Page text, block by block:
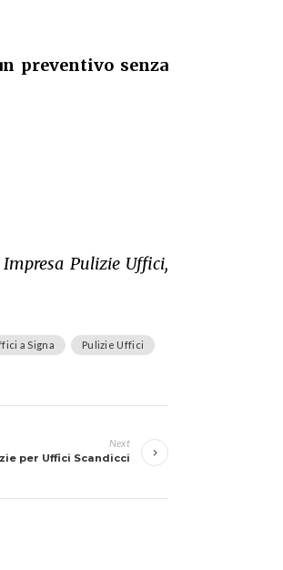
preventivo senza
Pulizie Uffici,
a Signa Pulizie Uffici
Next
per Uffici Scandicci